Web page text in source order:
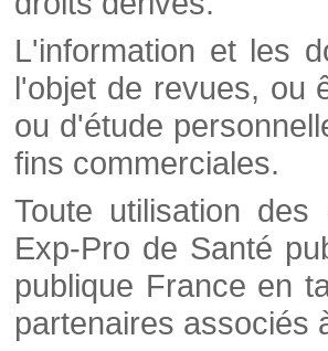
L'information et les
l'objet de revues, ou
ou d'étude
fins commerciales.
Toute utilisation
Exp-Pro de Santé
publique France en
partenaires associés